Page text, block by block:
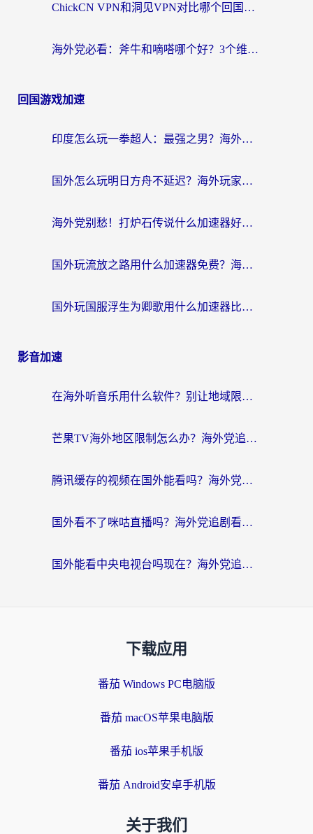
ChickCN VPN和洞见VPN对比哪个回国效果更好？海外党亲测3款加速器+避坑指南
海外党必看：斧牛和嘀嗒哪个好？3个维度教你选对回国加速器
回国游戏加速
印度怎么玩一拳超人：最强之男？海外党国服游戏加速避坑指南
国外怎么玩明日方舟不延迟？海外玩家国服游戏加速终极指南（附DNF梦幻诛仙解决方案）
海外党别愁！打炉石传说什么加速器好用？3个实用技巧解决国服游戏卡顿
国外玩流放之路用什么加速器免费？海外党亲测有效的国服游戏加速指南
国外玩国服浮生为卿歌用什么加速器比较好？海外党亲测不踩坑指南
影音加速
在海外听音乐用什么软件？别让地域限制断了你的华语歌单
芒果TV海外地区限制怎么办？海外党追剧看片的实用加速器选择指南
腾讯缓存的视频在国外能看吗？海外党追剧看片的终极解决方案
国外看不了咪咕直播吗？海外党追剧看片的加速器选择指南
国外能看中央电视台吗现在？海外党追剧看央视的实用指南
下载应用
番茄 Windows PC电脑版
番茄 macOS苹果电脑版
番茄 ios苹果手机版
番茄 Android安卓手机版
关于我们